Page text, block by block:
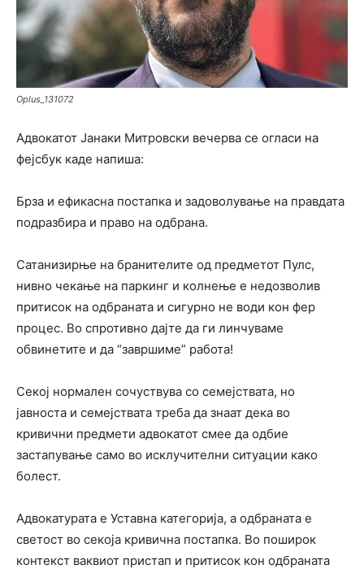
Oplus_131072
Адвокатот Јанаки Митровски вечерва се огласи на
фејсбук каде напиша:
Брза и ефикасна постапка и задоволување на правдата
подразбира и право на одбрана.
Сатанизирње на бранителите од предметот Пулс,
нивно чекање на паркинг и колнење е недозволив
притисок на одбраната и сигурно не води кон фер
процес. Во спротивно дајте да ги линчуваме
обвинетите и да “завршиме” работа!
Секој нормален сочуствува со семејствата, но
јавноста и семејствата треба да знаат дека во
кривични предмети адвокатот смее да одбие
застапување само во исклучителни ситуации како
болест.
Адвокатурата е Уставна категорија, а одбраната е
светост во секоја кривична постапка. Во поширок
контекст ваквиот пристап и притисок кон одбраната